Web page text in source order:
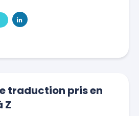
traduction pris en
Z